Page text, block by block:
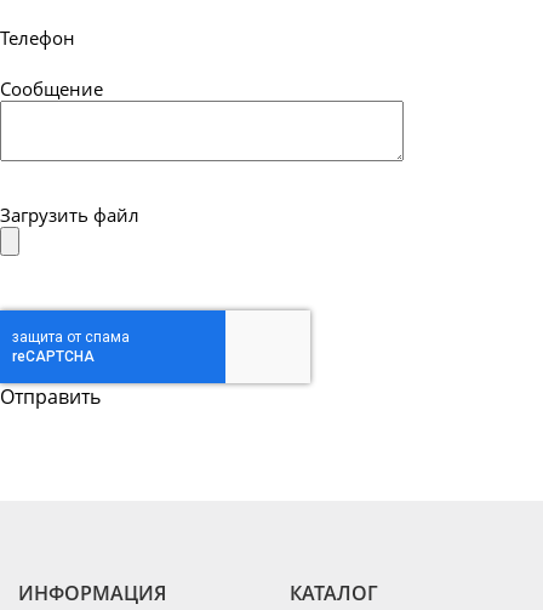
Телефон
Сообщение
Загрузить файл
ИНФОРМАЦИЯ
КАТАЛОГ